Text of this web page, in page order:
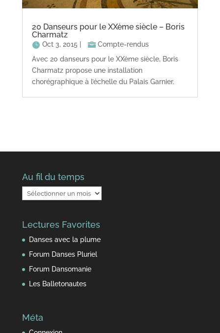
20 Danseurs pour le XXème siècle – Boris
Charmatz
Oct 3, 2015
Compte-rendus
Avec 20 danseurs pour le XXème siècle, Boris
Charmatz propose une installation
chorégraphique à l’échelle du Palais Garnier.
Au fil du temps
Au
fil
temps
Lectures Favorites
Danses avec la plume
Forum Danses Pluriel
Forum Dansomanie
Les Balletonautes
Méta